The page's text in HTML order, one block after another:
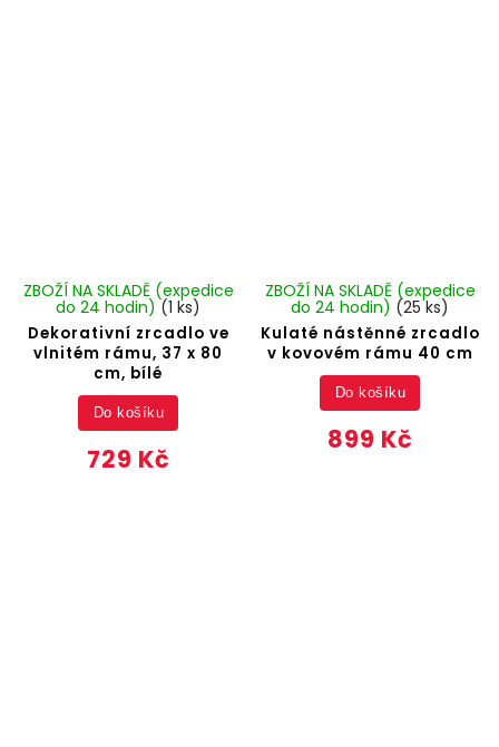
Dekorativní zrcadlo ve
vlnitém rámu, 37 x 80
cm, bílé
ZBOŽÍ NA SKLADĚ (expedice
do 24 hodin) (1 ks)
729 Kč
Do košíku
Kulaté nástěnné zrcadlo
v kovovém rámu 40 cm
ZBOŽÍ NA SKLADĚ (expedice
do 24 hodin) (25 ks)
899 Kč
Do košíku